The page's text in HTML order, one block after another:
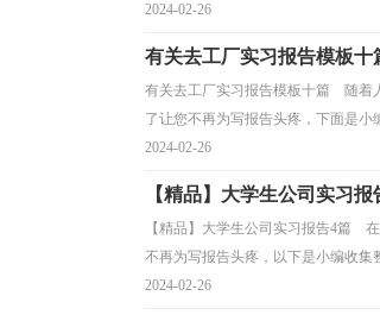
2024-02-26
有关去工厂实习报告模板十
有关去工厂实习报告模板十篇 随着
了让您不再为写报告头疼，下面是小
2024-02-26
【精品】大学生公司实习报
【精品】大学生公司实习报告4篇
不再为写报告头疼，以下是小编收集
2024-02-26